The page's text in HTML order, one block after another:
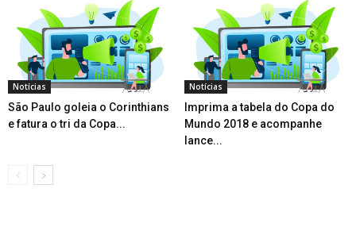
Notícias
São Paulo goleia o Corinthians
e fatura o tri da Copa...
Notícias
Imprima a tabela do Copa do
Mundo 2018 e acompanhe
lance...